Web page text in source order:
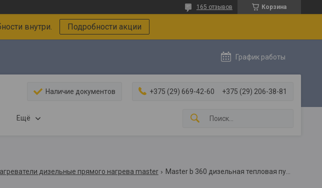
Корзина
165 отзывов
внутри. Подробности акции
График работы
Наличие документов +375 (29) 669-42-60 +375 (29) 206-38-81
Ещё
дизельные прямого нагрева master